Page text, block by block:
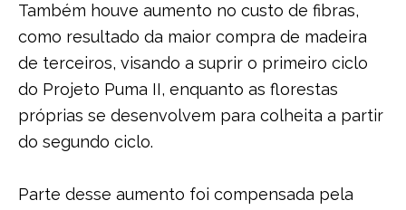
Também houve aumento no custo de fibras,
como resultado da maior compra de madeira
de terceiros, visando a suprir o primeiro ciclo
do Projeto Puma II, enquanto as florestas
próprias se desenvolvem para colheita a partir
do segundo ciclo.
Parte desse aumento foi compensada pela